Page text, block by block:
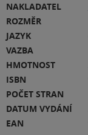
NAKLADATEL
ROZMĚR
JAZYK
VAZBA
HMOTNOST
ISBN
POČET STRAN
DATUM VYDÁNÍ
EAN